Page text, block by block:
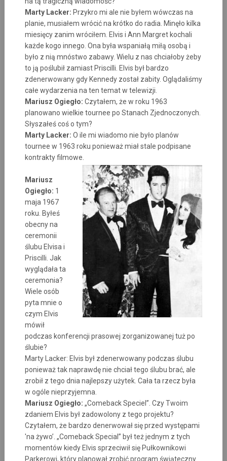
Marty Lacker: Przykro mi ale nie byłem wówczas na
planie, musiałem wrócić na krótko do radia. Minęło kilka
miesięcy zanim wróciłem. Elvis i Ann Margret kochali
każde kogo innego. Ona była wspaniałą miłą osobą i
było z nią mnóstwo zabawy. Wielu z nas chciałoby żeby
to ją poślubił zamiast Priscilli. Elvis był bardzo
zdenerwowany gdy Kennedy został zabity. Oglądaliśmy
całe wydarzenia na ten temat w telewizji.
Mariusz Ogiegło: Czytałem, że w roku 1963
planowano wielkie tournee po Stanach Zjednoczonych.
Słyszałeś coś o tym?
Marty Lacker: O ile mi wiadomo nie było planów
tournee w 1963 roku ponieważ miał stale podpisane
kontrakty filmowe.
Mariusz
Ogiegło: 1
maja 1967
roku. Byłeś
obecny na
ceremonii
ślubu Elvisa i
Priscilli. Jak
wyglądała ta
ceremonia?
Wiele osób
pyta mnie o
czym Elvis
mówił
podczas konferencji prasowej zorganizowanej tuż po
ślubie?
Marty Lacker: Elvis był zdenerwowany podczas ślubu
ponieważ tak naprawdę nie chciał tego ślubu brać, ale
zrobił z tego dnia najlepszy użytek. Cała ta rzecz była
w ogóle nieprzyjemna.
Mariusz Ogiegło: „Comeback Speciel”. Czy Twoim
zdaniem Elvis był zadowolony z tego projektu?
Czytałem, że bardzo denerwował się przed występami
'na żywo’. „Comeback Special” był też jednym z tych
momentów kiedy Elvis sprzeciwił się Pułkownikowi
Parkerowi, który planował zrobić program świąteczny.